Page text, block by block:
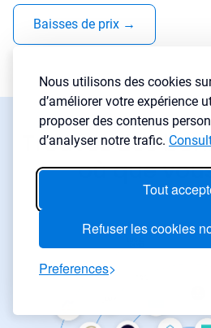
Nous utilisons des cookies
d’améliorer votre expérience
proposer des contenus
d’analyser notre trafic.
Tout
Refuser les cookies
Preferences
Baisses de prix →
Trouvez des
où que